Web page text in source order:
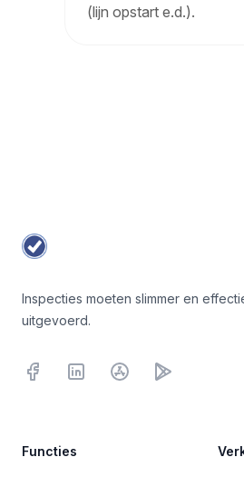
(lijn opstart e.d.).
Inspecties moeten slimmer en
uitgevoerd.
FacebookLinkedInniOS Google Play
Functies